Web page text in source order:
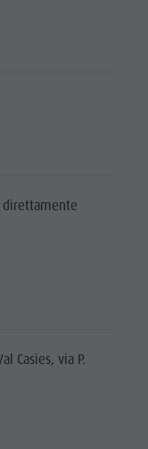
direttamente
Casies, via P.